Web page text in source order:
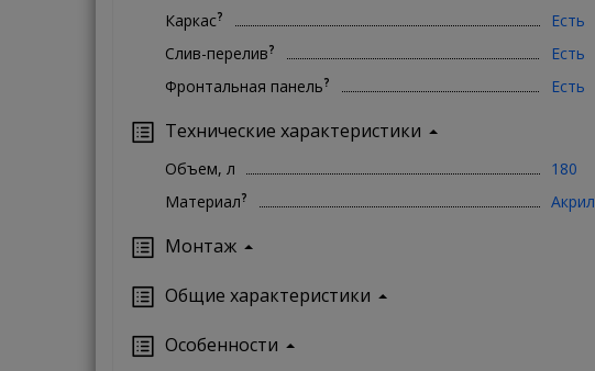
Каркас?
Есть
Слив-перелив?
Есть
Фронтальная панель? Есть
Технические характеристики
Объем, л
180
Материал? Акрил
Монтаж
Oбщие характеристики
Особенности